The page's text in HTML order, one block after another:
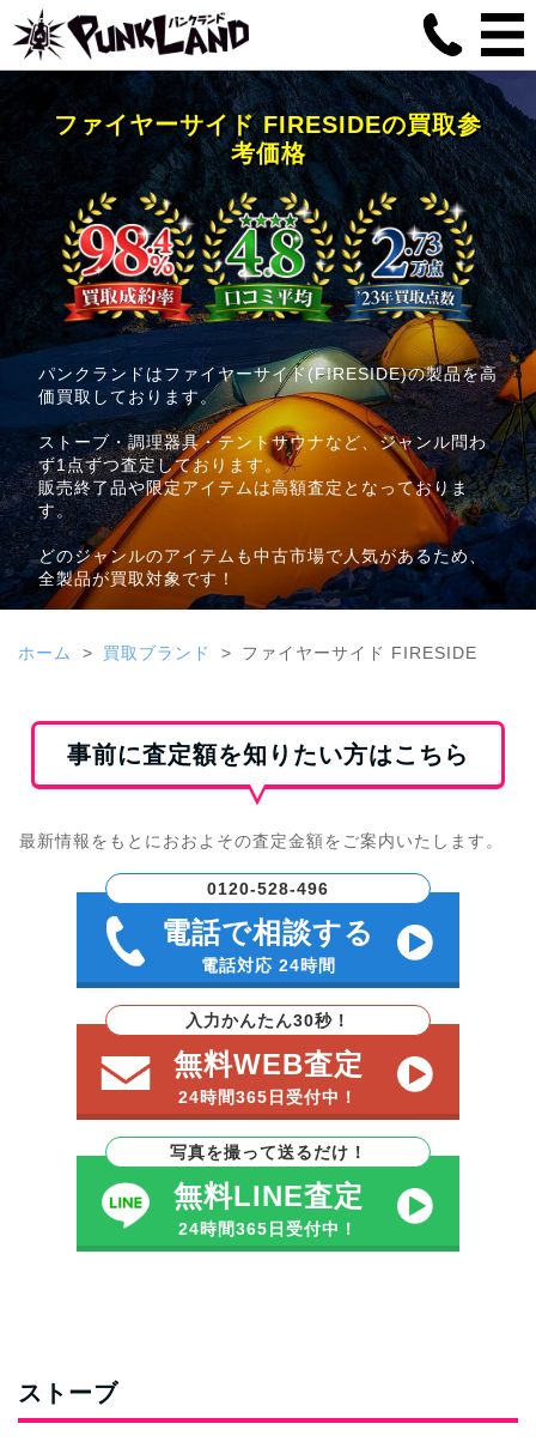
ファイヤーサイド FIRESIDEの買取参
考価格
パンクランドはファイヤーサイド(FIRESIDE)の製品を高
価買取しております。
ストーブ・調理器具・テントサウナなど、ジャンル問わ
ず1点ずつ査定しております。
販売終了品や限定アイテムは高額査定となっておりま
す。
どのジャンルのアイテムも中古市場で人気があるため、
全製品が買取対象です！
ホーム 買取ブランド ファイヤーサイド FIRESIDE
事前に査定額を知りたい方はこちら
最新情報をもとにおおよその査定金額をご案内いたします。
0120-528-496
電話で相談する
電話対応 24時間
入力かんたん30秒！
無料WEB査定
24時間365日受付中！
写真を撮って送るだけ！
無料LINE査定
24時間365日受付中！
ストーブ